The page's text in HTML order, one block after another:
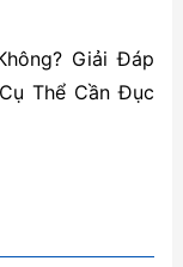
Giải Đáp
Thể Cần Đục